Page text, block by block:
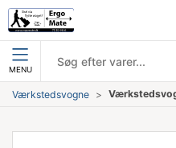
MENU
Værkstedsvogne